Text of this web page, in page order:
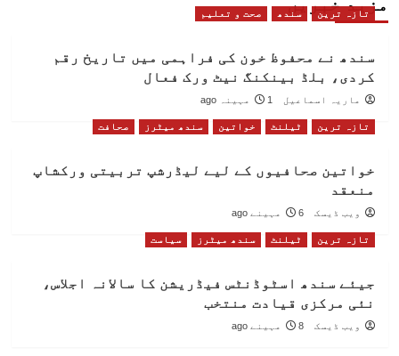
مزید خبریں
تازہ ترین سندھ صحت و تعلیم
سندھ نے محفوظ خون کی فراہمی میں تاریخ رقم
کردی، بلڈ بینکنگ نیٹ ورک فعال
ماریہ اسماعیل 1 مہینہ ago
تازہ ترین ٹیلنٹ خواتین سندھ میٹرز صحافت
خواتین صحافیوں کے لیے لیڈرشپ تربیتی ورکشاپ
منعقد
ویب ڈیسک 6 مہینے ago
تازہ ترین ٹیلنٹ سندھ میٹرز سیاست
جیئے سندھ اسٹوڈنٹس فیڈریشن کا سالانہ اجلاس،
نئی مرکزی قیادت منتخب
ویب ڈیسک 8 مہینے ago